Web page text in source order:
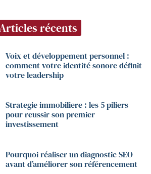
récents
Voix et développement personnel :
comment votre identité sonore définit
votre leadership
Strategie immobiliere : les 5 piliers
pour reussir son premier
investissement
Pourquoi réaliser un diagnostic SEO
avant d’améliorer son référencement